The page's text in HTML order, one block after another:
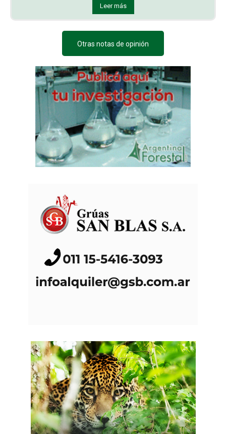
Leer más
Otras notas de opinión